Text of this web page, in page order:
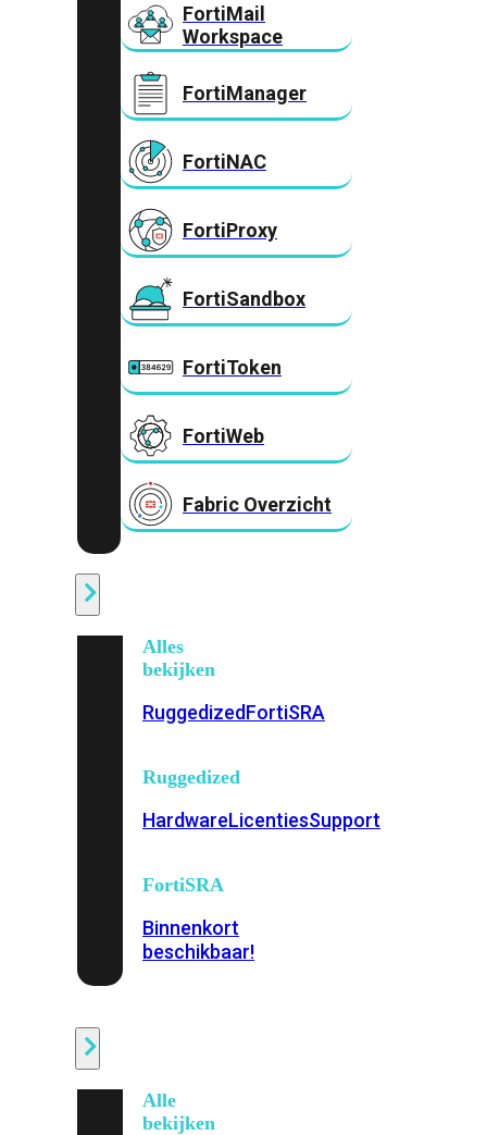
FortiMail
Workspace
FortiManager
FortiNAC
FortiProxy
FortiSandbox
FortiToken
FortiWeb
Fabric Overzicht
Alles
bekijken
RuggedizedFortiSRA
Ruggedized
HardwareLicentiesSupport
FortiSRA
Binnenkort
beschikbaar!
Alle
bekijken